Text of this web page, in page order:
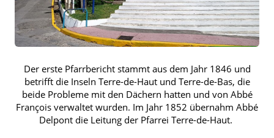
Der erste Pfarrbericht stammt aus dem Jahr 1846 und
betrifft die Inseln Terre-de-Haut und Terre-de-Bas, die
beide Probleme mit den Dächern hatten und von Abbé
François verwaltet wurden. Im Jahr 1852 übernahm Abbé
Delpont die Leitung der Pfarrei Terre-de-Haut.